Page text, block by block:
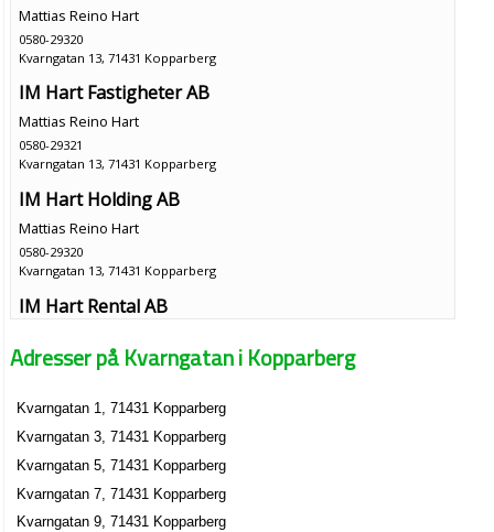
Mattias Reino Hart
0580-29320
Kvarngatan 13, 71431 Kopparberg
IM Hart Fastigheter AB
Mattias Reino Hart
0580-29321
Kvarngatan 13, 71431 Kopparberg
IM Hart Holding AB
Mattias Reino Hart
0580-29320
Kvarngatan 13, 71431 Kopparberg
IM Hart Rental AB
0580-29321
Adresser på Kvarngatan i Kopparberg
Kvarngatan 1, 71431 Kopparberg
Kvarngatan 3, 71431 Kopparberg
Kvarngatan 5, 71431 Kopparberg
Kvarngatan 7, 71431 Kopparberg
Kvarngatan 9, 71431 Kopparberg